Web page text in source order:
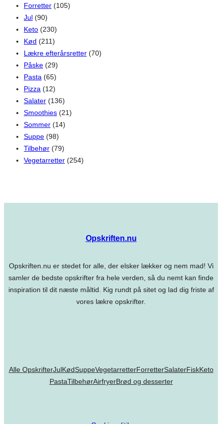
Forretter (105)
Jul (90)
Keto (230)
Kød (211)
Lækre efterårsretter (70)
Påske (29)
Pasta (65)
Pizza (12)
Salater (136)
Smoothies (21)
Sommer (14)
Suppe (98)
Tilbehør (79)
Vegetarretter (254)
Opskriften.nu
Opskriften.nu er stedet for alle, der elsker lækker og nem mad! Vi
samler de bedste opskrifter fra hele verden, så du nemt kan finde
inspiration til dit næste måltid. Kig rundt på sitet og lad dig friste af
vores lækre opskrifter.
Alle OpskrifterJulKødSuppeVegetarretterForretterSalaterFiskKeto
PastaTilbehørAirfryerBrød og desserter